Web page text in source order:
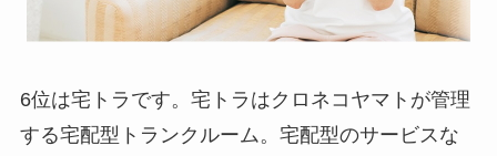
6位は宅トラです。宅トラはクロネコヤマトが管理
する宅配型トランクルーム。宅配型のサービスな